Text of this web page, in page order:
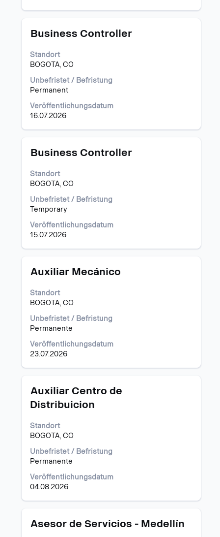
Stellenbezeichnung
Business Controller
Standort
BOGOTA, CO
Unbefristet / Befristung
Permanent
Veröffentlichungsdatum
16.07.2026
Drücken
die
Leertaste,
die
Stelleninformationen
anzuzeigen.
Stellenbezeichnung
Business Controller
Standort
BOGOTA, CO
Unbefristet / Befristung
Temporary
Veröffentlichungsdatum
15.07.2026
Drücken
die
Leertaste,
die
Stelleninformationen
anzuzeigen.
Stellenbezeichnung
Auxiliar Mecánico
Standort
BOGOTA, CO
Unbefristet / Befristung
Permanente
Veröffentlichungsdatum
23.07.2026
Drücken
die
Leertaste,
die
Stelleninformationen
anzuzeigen.
Stellenbezeichnung
Auxiliar Centro de
Distribuicion
Standort
BOGOTA, CO
Unbefristet / Befristung
Permanente
Veröffentlichungsdatum
04.08.2026
Drücken
die
um
die
Stelleninformationen
vollständig
Stellenbezeichnung
Asesor de Servicios - Medellín
Drücken